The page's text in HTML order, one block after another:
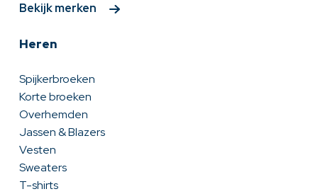
Bekijk merken
Heren
Spijkerbroeken
Korte broeken
Overhemden
Jassen & Blazers
Vesten
Sweaters
T-shirts